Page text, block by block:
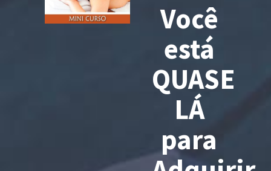
Você
está
QUASE
LÁ
para